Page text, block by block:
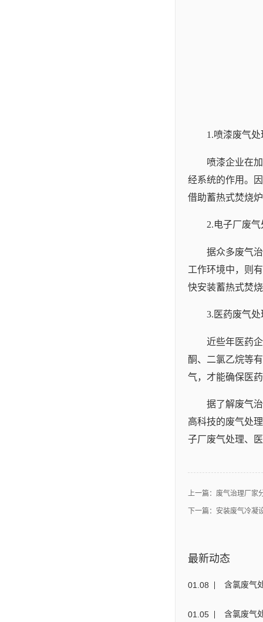
1.喷漆废气处
喷漆企业在
经系统的作用。
借助蓄热式焚烧
2.电子厂废气
据众多废气
工作环境中，则
快安装蓄热式焚
3.医药废气处
近些年医药
酮、二氯乙烷等
气，才能确保医
据了解废气
高科技的废气处
子厂废气处理、
上一篇： 废气治理厂家
下一篇： 安装废气冷凝
最新动态
01 08 含氯废气
01 05 含氯废气